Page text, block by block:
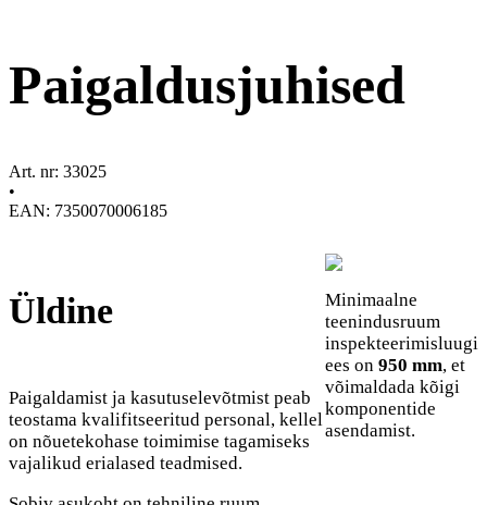
Paigaldusjuhised
Art. nr: 33025
•
EAN: 7350070006185
Üldine
Paigaldamist ja kasutuselevõtmist peab
teostama kvalifitseeritud personal, kellel
on nõuetekohase toimimise tagamiseks
vajalikud erialased teadmised.
Minimaalne
teenindusruum
inspekteerimisluugi
ees on 950 mm, et
võimaldada kõigi
komponentide
asendamist.